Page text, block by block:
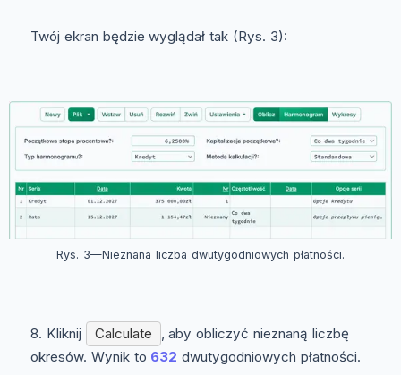
Twój ekran będzie wyglądał tak (Rys. 3):
Rys. 3—Nieznana liczba dwutygodniowych płatności.
Kliknij Calculate
, aby obliczyć nieznaną liczbę
okresów. Wynik to 632 dwutygodniowych płatności.